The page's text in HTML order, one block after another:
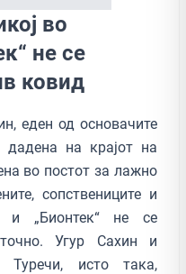
во
не се
ковид
еден од основачите
дадена на крајот на
во постот за лажно
сопствениците и
и „Бионтек“ не се
Угур Сахин и
Туречи, исто така,